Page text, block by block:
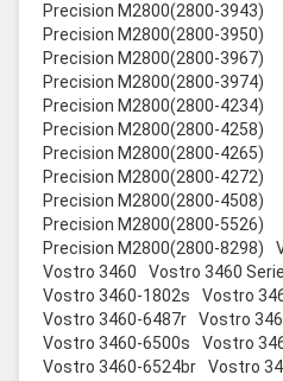
Precision M2800(2800-3943)
Precision M2800(2800-3950)
Precision M2800(2800-3967)
Precision M2800(2800-3974)
Precision M2800(2800-4234)
Precision M2800(2800-4258)
Precision M2800(2800-4265)
Precision M2800(2800-4272)
Precision M2800(2800-4508)
Precision M2800(2800-5526)
Precision M2800(2800-8298)
Vostro 3460
Vostro 3460 Serie
Vostro 3460-1802s
Vostro
Vostro 3460-6487r
Vostro
Vostro 3460-6500s
Vostro
Vostro 3460-6524br
Vostro